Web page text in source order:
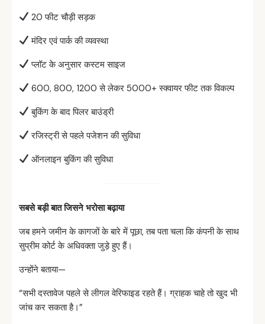
20 फीट चौड़ी सड़क
मंदिर एवं पार्क की व्यवस्था
प्लॉट के अनुसार कस्टम साइज
600, 800, 1200 से लेकर 5000+ स्क्वायर फीट तक विकल्प
बुकिंग के बाद पिलर बाउंड्री
रजिस्ट्री से पहले पजेशन की सुविधा
ऑनलाइन बुकिंग की सुविधा
सबसेबड़ीबातजिसनेभरोसाबढ़ाया
जब हमने जमीन के कागजों के बारे में पूछा, तब पता चला कि कंपनी के साथ
सुप्रीम कोर्ट के अधिवक्ता जुड़े हुए हैं।
उन्होंने बताया—
“सभी दस्तावेज पहले से लीगल वेरिफाइड रहते हैं। ग्राहक चाहे तो खुद भी
जांच कर सकता है।”